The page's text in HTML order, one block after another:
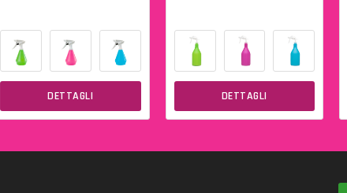
DETTAGLI DETTAGLI